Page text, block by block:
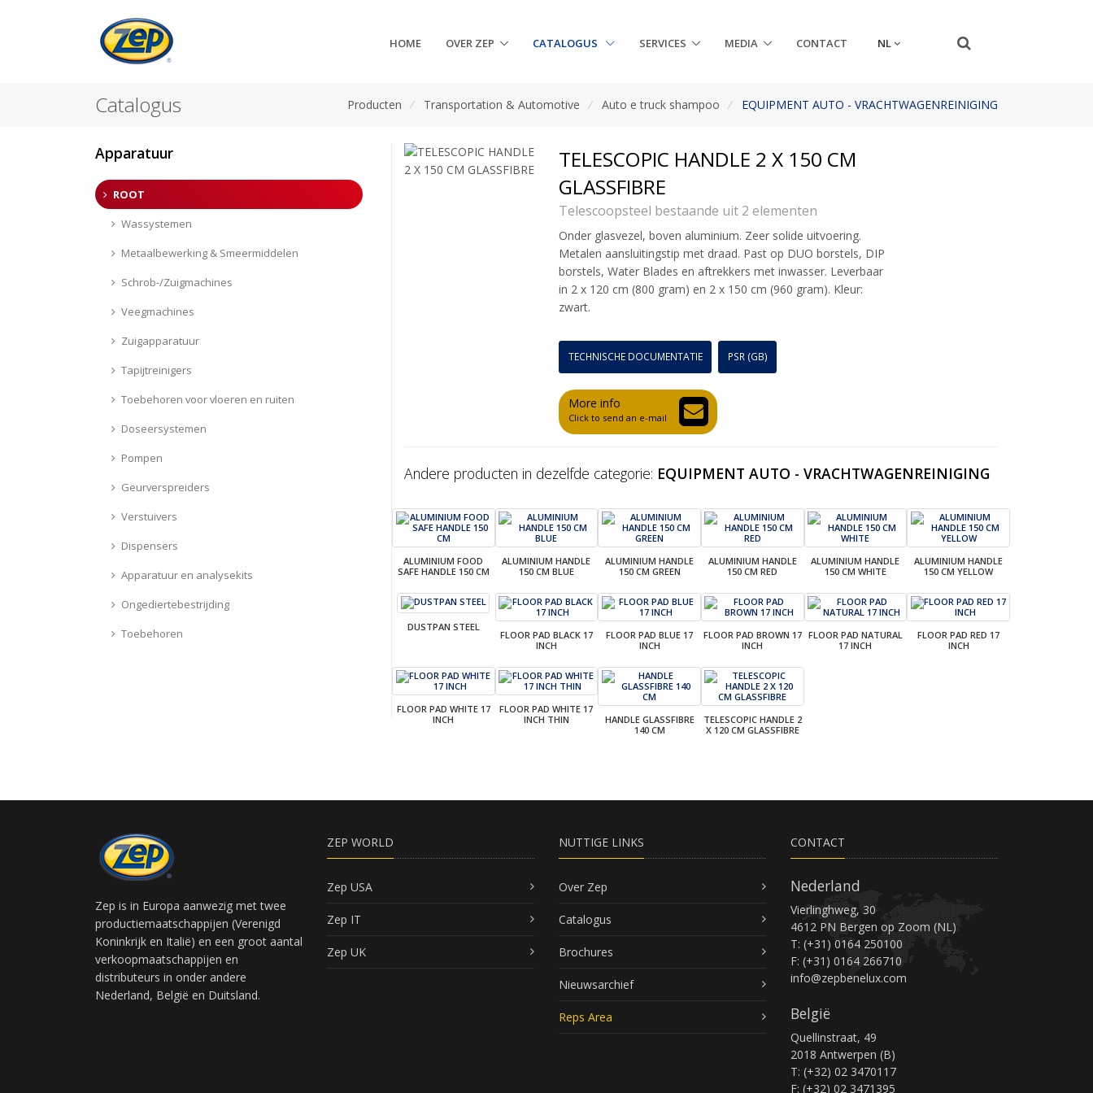
HOME OVER ZEP CATALOGUS SERVICES MEDIA CONTACT NL
Catalogus Producten / Transportation & Automotive / Auto e truck shampoo / EQUIPMENT AUTO - VRACHTWAGENREINIGING
TELESCOPIC HANDLE 2 X 150 CM
GLASSFIBRE
Telescoopsteel bestaande uit 2 elementen
Onder glasvezel, boven aluminium. Zeer solide uitvoering.
Metalen aansluitingstip met draad. Past op DUO borstels, DIP
borstels, Water Blades en aftrekkers met inwasser. Leverbaar
in 2 x 120 cm (800 gram) en 2 x 150 cm (960 gram). Kleur:
zwart.
TECHNISCHE DOCUMENTATIE PSR (GB)
More info
Click to send an e-mail
Andere producten in dezelfde categorie: EQUIPMENT AUTO - VRACHTWAGENREINIGING
ALUMINIUM FOOD
SAFE HANDLE 150 CM
ALUMINIUM HANDLE
150 CM BLUE
ALUMINIUM HANDLE
150 CM GREEN
ALUMINIUM HANDLE
150 CM RED
ALUMINIUM HANDLE
150 CM WHITE
ALUMINIUM HANDLE
150 CM YELLOW
DUSTPAN STEEL
FLOOR PAD BLACK 17
INCH
FLOOR PAD BLUE 17
INCH
FLOOR PAD BROWN 17
INCH
FLOOR PAD NATURAL
17 INCH
FLOOR PAD RED 17
INCH
FLOOR PAD WHITE 17
INCH
FLOOR PAD WHITE 17
INCH THIN
HANDLE GLASSFIBRE
140 CM
TELESCOPIC HANDLE 2
X 120 CM GLASSFIBRE
Apparatuur
ROOT
Wassystemen
Metaalbewerking & Smeermiddelen
Schrob-/Zuigmachines
Veegmachines
Zuigapparatuur
Tapijtreinigers
Toebehoren voor vloeren en ruiten
Doseersystemen
Pompen
Geurverspreiders
Verstuivers
Dispensers
Apparatuur en analysekits
Ongediertebestrijding
Toebehoren
Zep is in Europa aanwezig met twee
productiemaatschappijen (Verenigd
Koninkrijk en Italië) en een groot aantal
verkoopmaatschappijen en
distributeurs in onder andere
Nederland, België en Duitsland.
ZEP WORLD
Zep USA
Zep IT
Zep UK
NUTTIGE LINKS
Over Zep
Catalogus
Brochures
Nieuwsarchief
Reps Area
CONTACT
Nederland
Vierlinghweg, 30
4612 PN Bergen op Zoom (NL)
T: (+31) 0164 250100
F: (+31) 0164 266710
info@zepbenelux.com
België
Quellinstraat, 49
2018 Antwerpen (B)
T: (+32) 02 3470117
F: (+32) 02 3471395